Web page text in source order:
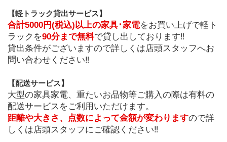
【軽トラック貸出サービス】
合計5000円(税込)以上の家具･家電をお買い上げで軽ト
ラックを90分まで無料で貸し出しております‼
貸出条件がございますので詳しくは店頭スタッフへお
問い合わせください‼
﻿【配送サービス】
大型の家具家電、重たいお品物等ご購入の際は有料の
配送サービスをご利用いただけます。
距離や大きさ、点数によって金額が変わりますので詳
しくは店頭スタッフにご確認ください‼